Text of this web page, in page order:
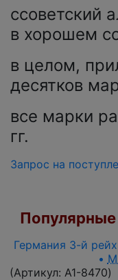
cсоветский
в хорошем
в целом,
десятков
все марки
гг.
Запрос на
Германия 3-й
•
(Артикул: A1-8470)